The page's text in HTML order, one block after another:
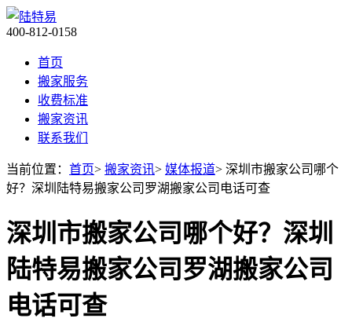
400-812-0158
首页
搬家服务
收费标准
搬家资讯
联系我们
当前位置： 首页> 搬家资讯> 媒体报道> 深圳市搬家公司哪个
好？深圳陆特易搬家公司罗湖搬家公司电话可查
深圳市搬家公司哪个好？深圳
陆特易搬家公司罗湖搬家公司
电话可查